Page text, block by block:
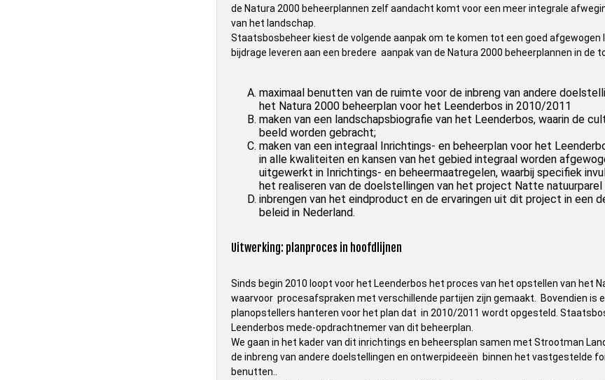
de Natura 2000 beheerplannen zelf aandacht komt voor een meer integrale
van het landschap.
Staatsbosbeheer kiest de volgende aanpak om te komen tot een goed
bijdrage leveren aan een bredere aanpak van de Natura 2000 beheerplannen in de
maximaal benutten van de ruimte voor de inbreng van andere
het Natura 2000 beheerplan voor het Leenderbos in 2010/2011
maken van een landschapsbiografie van het Leenderbos, waarin de
beeld worden gebracht;
maken van een integraal Inrichtings- en beheerplan voor het
in alle kwaliteiten en kansen van het gebied integraal worden
uitgewerkt in Inrichtings- en beheermaatregelen, waarbij specifiek
het realiseren van de doelstellingen van het project Natte natuurparel
inbrengen van het eindproduct en de ervaringen uit dit project in een
beleid in Nederland.
Uitwerking: planproces in hoofdlijnen
Sinds begin 2010 loopt voor het Leenderbos het proces van het opstellen van het
waarvoor procesafspraken met verschillende partijen zijn gemaakt. Bovendien
planopstellers hanteren voor het plan dat in 2010/2011 wordt opgesteld.
Leenderbos mede-opdrachtnemer van dit beheerplan.
We gaan in het kader van dit inrichtings en beheersplan samen met Strootman
de inbreng van andere doelstellingen en ontwerpideeën binnen het vastgestelde
benutten..